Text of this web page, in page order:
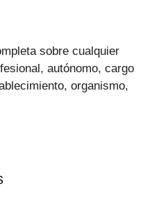
sobre cualquier
autónomo, cargo
organismo,